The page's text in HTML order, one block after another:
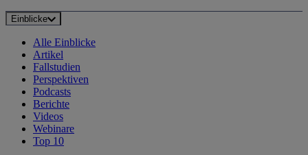
Einblicke
Alle Einblicke
Artikel
Fallstudien
Perspektiven
Podcasts
Berichte
Videos
Webinare
Top 10